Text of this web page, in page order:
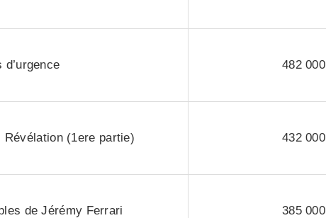
d’urgence 482 000
(1ere partie) 432 000
de Jérémy Ferrari 385 000